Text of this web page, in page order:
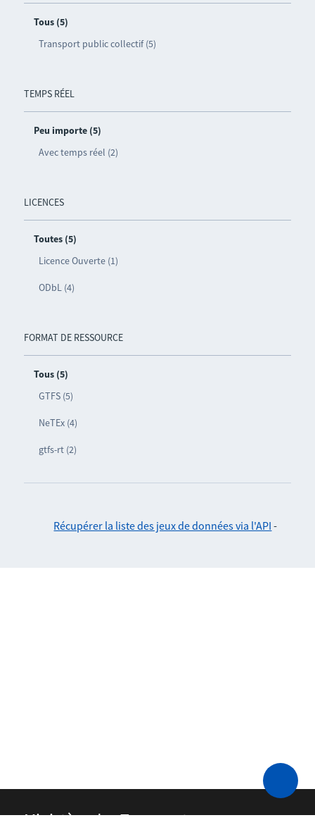
Tous (5)
Transport public collectif (5)
TEMPS RÉEL
Peu importe (5)
Avec temps réel (2)
LICENCES
Toutes (5)
Licence Ouverte (1)
ODbL (4)
FORMAT DE RESSOURCE
Tous (5)
GTFS (5)
NeTEx (4)
gtfs-rt (2)
Récupérer la liste des jeux de données via l'API -
Ministère des Transports